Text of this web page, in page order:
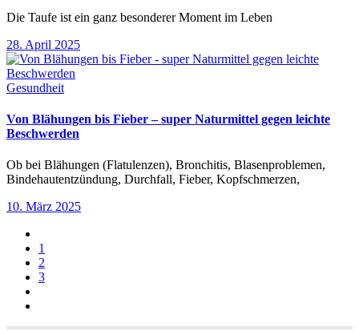
Die Taufe ist ein ganz besonderer Moment im Leben
28. April 2025
Gesundheit
Von Blähungen bis Fieber – super Naturmittel gegen leichte
Beschwerden
Ob bei Blähungen (Flatulenzen), Bronchitis, Blasenproblemen,
Bindehautentzündung, Durchfall, Fieber, Kopfschmerzen,
10. März 2025
1
2
3